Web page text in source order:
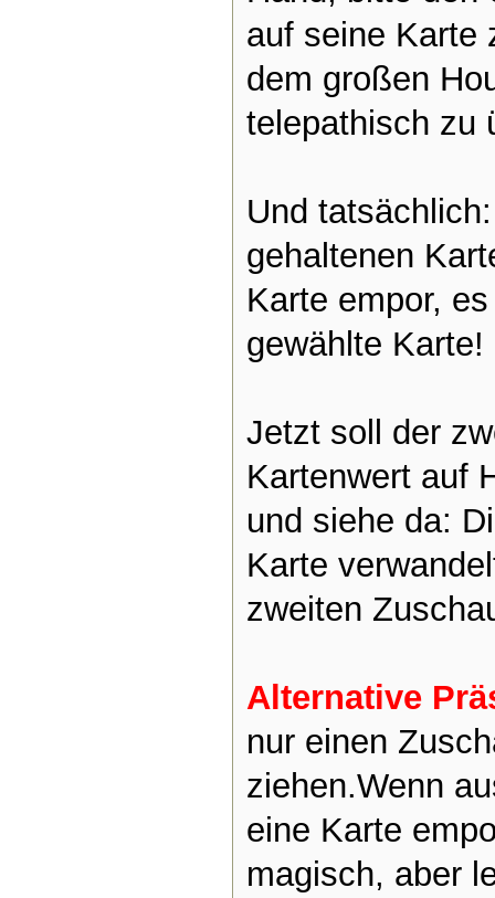
auf seine Karte
dem großen
telepathisch zu
Und
gehaltenen
Karte empor,
gewählte Karte!
Jetzt soll der
Kartenwert auf
und siehe da:
Karte
zweiten
Alternative
nur einen
ziehen.Wenn
eine Karte
magisch, aber